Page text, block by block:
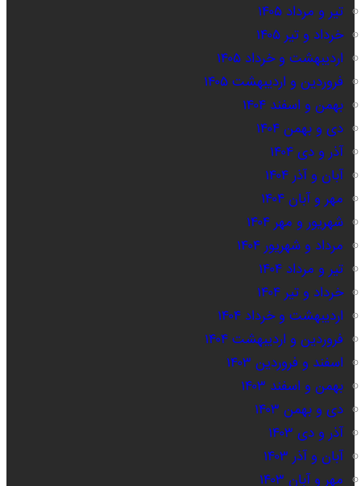
تیر و مرداد ۱۴۰۵
خرداد و تیر ۱۴۰۵
اردیبهشت و خرداد ۱۴۰۵
فروردین و اردیبهشت ۱۴۰۵
بهمن و اسفند ۱۴۰۴
دی و بهمن ۱۴۰۴
آذر و دی ۱۴۰۴
آبان و آذر ۱۴۰۴
مهر و آبان ۱۴۰۴
شهریور و مهر ۱۴۰۴
مرداد و شهریور ۱۴۰۴
تیر و مرداد ۱۴۰۴
خرداد و تیر ۱۴۰۴
اردیبهشت و خرداد ۱۴۰۴
فروردین و اردیبهشت ۱۴۰۴
اسفند و فروردین ۱۴۰۳
بهمن و اسفند ۱۴۰۳
دی و بهمن ۱۴۰۳
آذر و دی ۱۴۰۳
آبان و آذر ۱۴۰۳
مهر و آبان ۱۴۰۳